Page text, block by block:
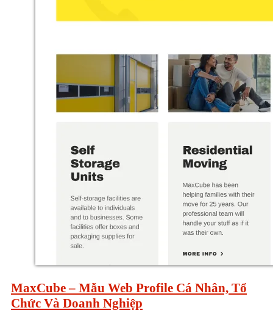
MaxCube – Mẫu Web Profile Cá Nhân, Tổ
Chức Và Doanh Nghiệp